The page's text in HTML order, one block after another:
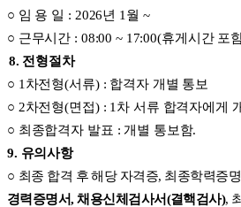
○ 임 용 일 : 2026년 1 월 ~
○ 근무시간 : 08:00 ~ 17:00(휴게시간 포
8. 전형절차
○ 1 차전형(서류) : 합격자 개별 통보
○ 2차전형(면접) : 1 차 서류 합격자에게
○ 최종합격자 발표 : 개별 통보함.
9. 유의사항
○ 최종 합격 후 해당 자격증, 최종학력증
경력증명서,채용신체검사서(결핵검사),